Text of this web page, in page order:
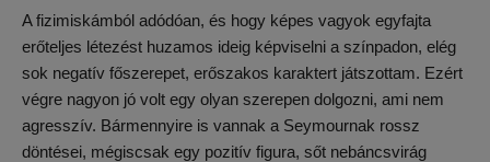
A fizimiskámból adódóan, és hogy képes vagyok egyfajta
erőteljes létezést huzamos ideig képviselni a színpadon, elég
sok negatív főszerepet, erőszakos karaktert játszottam. Ezért
végre nagyon jó volt egy olyan szerepen dolgozni, ami nem
agresszív. Bármennyire is vannak a Seymournak rossz
döntései, mégiscsak egy pozitív figura, sőt nebáncsvirág